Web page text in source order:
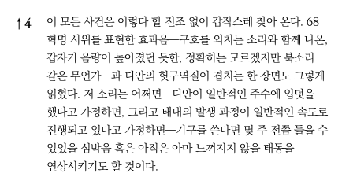
↑ 4
이 모든 사건은 이렇다 할 전조 없이 갑작스레 찾아 온다. 68
혁명 시위를 표현한 효과음―구호를 외치는 소리와 함께 나온,
갑자기 음량이 높아졌던 듯한, 정확히는 모르겠지만 북소리
같은 무언가―과 디안의 헛구역질이 겹치는 한 장면도 그렇게
읽혔다. 저 소리는 어쩌면―디안이 일반적인 주수에 입덧을
했다고 가정하면, 그리고 태내의 발생 과정이 일반적인 속도로
진행되고 있다고 가정하면―기구를 쓴다면 몇 주 전쯤 들을 수
있었을 심박음 혹은 아직은 아마 느껴지지 않을 태동을
연상시키기도 할 것이다.